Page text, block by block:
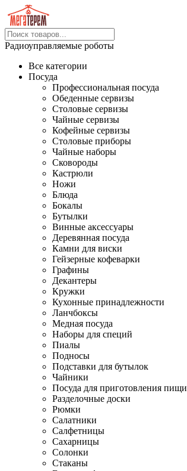
Радиоуправляемые роботы
Все категории
Посуда
Профессиональная посуда
Обеденные сервизы
Столовые сервизы
Чайные сервизы
Кофейные сервизы
Столовые приборы
Чайные наборы
Сковороды
Кастрюли
Ножи
Блюда
Бокалы
Бутылки
Винные аксессуары
Деревянная посуда
Камни для виски
Гейзерные кофеварки
Графины
Декантеры
Кружки
Кухонные принадлежности
Ланчбоксы
Медная посуда
Наборы для специй
Пиалы
Подносы
Подставки для бутылок
Чайники
Посуда для приготовления пищи
Разделочные доски
Рюмки
Салатники
Салфетницы
Сахарницы
Солонки
Стаканы